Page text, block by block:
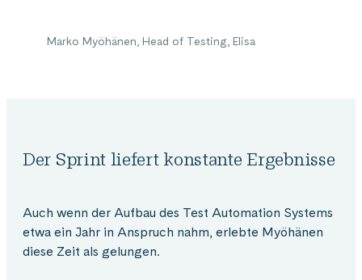
Marko Myöhänen, Head of Testing, Elisa
Der Sprint liefert konstante Ergebnisse
Auch wenn der Aufbau des Test Automation Systems
etwa ein Jahr in Anspruch nahm, erlebte Myöhänen
diese Zeit als gelungen.